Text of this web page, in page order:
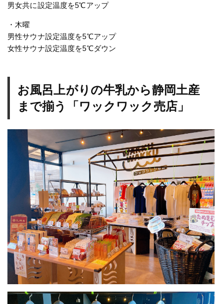
男女共に設定温度を5℃アップ
・木曜
男性サウナ設定温度を5℃アップ
女性サウナ設定温度を5℃ダウン
お風呂上がりの牛乳から静岡土産
まで揃う「ワックワック売店」